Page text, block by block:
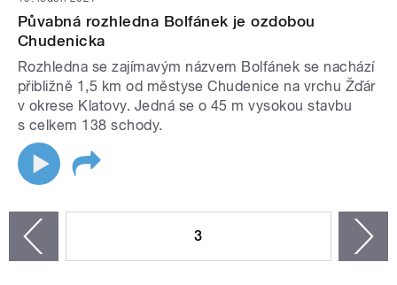
Půvabná rozhledna Bolfánek je ozdobou
Chudenicka
Rozhledna se zajímavým názvem Bolfánek se nachází
přibližně 1,5 km od městyse Chudenice na vrchu Žďár
v okrese Klatovy. Jedná se o 45 m vysokou stavbu
s celkem 138 schody.
3